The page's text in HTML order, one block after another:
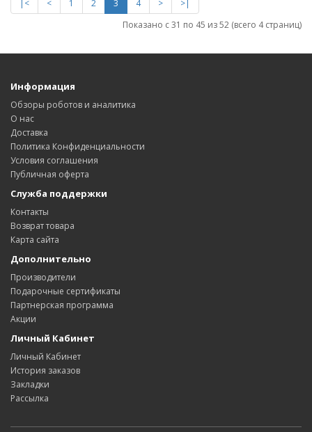
|< < 1 2 3 4 >
>|
Показано с 31 по 45 из 52 (всего 4 страниц)
Информация
Обзоры роботов и аналитика
О нас
Доставка
Политика Конфиденциальности
Условия соглашения
Публичная оферта
Служба поддержки
Контакты
Возврат товара
Карта сайта
Дополнительно
Производители
Подарочные сертификаты
Партнерская программа
Акции
Личный Кабинет
Личный Кабинет
История заказов
Закладки
Рассылка